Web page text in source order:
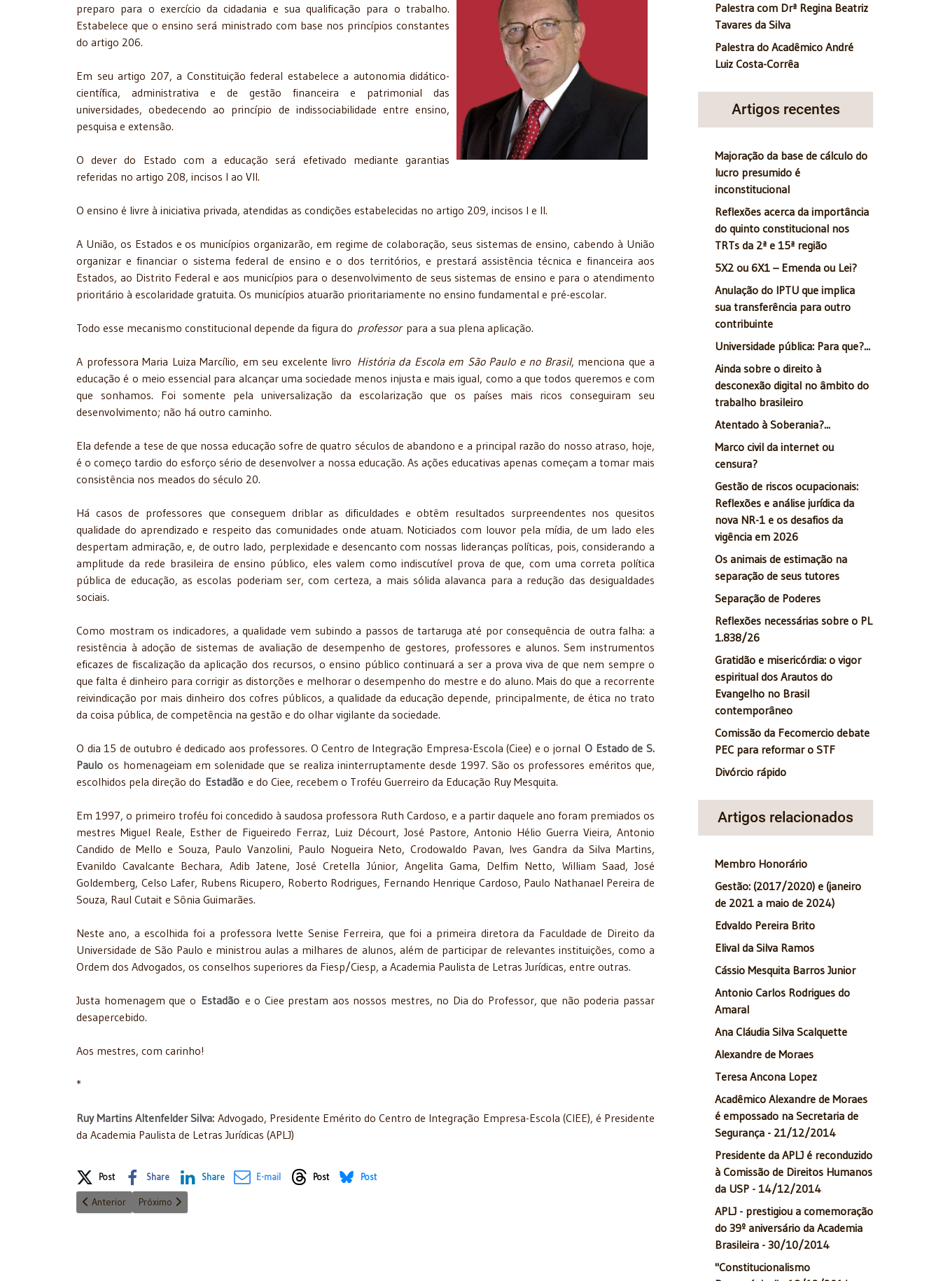
preparo para o exercício da cidadania e sua qualificação para o trabalho.
Estabelece que o ensino será ministrado com base nos princípios constantes
do artigo 206.
Em seu artigo 207, a Constituição federal estabelece a autonomia didático-
científica, administrativa e de gestão financeira e patrimonial das
universidades, obedecendo ao princípio de indissociabilidade entre ensino,
pesquisa e extensão.
O dever do Estado com a educação será efetivado mediante garantias
referidas no artigo 208, incisos I ao VII.
O ensino é livre à iniciativa privada, atendidas as condições estabelecidas no artigo 209, incisos I e II.
A União, os Estados e os municípios organizarão, em regime de colaboração, seus sistemas de ensino, cabendo à União
organizar e financiar o sistema federal de ensino e o dos territórios, e prestará assistência técnica e financeira aos
Estados, ao Distrito Federal e aos municípios para o desenvolvimento de seus sistemas de ensino e para o atendimento
prioritário à escolaridade gratuita. Os municípios atuarão prioritariamente no ensino fundamental e pré-escolar.
Todo esse mecanismo constitucional depende da figura do professorpara a sua plena aplicação.
A professora Maria Luiza Marcílio, em seu excelente livro História da Escola em São Paulo e no Brasil, menciona que a
educação é o meio essencial para alcançar uma sociedade menos injusta e mais igual, como a que todos queremos e com
que sonhamos. Foi somente pela universalização da escolarização que os países mais ricos conseguiram seu
desenvolvimento; não há outro caminho.
Ela defende a tese de que nossa educação sofre de quatro séculos de abandono e a principal razão do nosso atraso, hoje,
é o começo tardio do esforço sério de desenvolver a nossa educação. As ações educativas apenas começam a tomar mais
consistência nos meados do século 20.
Há casos de professores que conseguem driblar as dificuldades e obtêm resultados surpreendentes nos quesitos
qualidade do aprendizado e respeito das comunidades onde atuam. Noticiados com louvor pela mídia, de um lado eles
despertam admiração, e, de outro lado, perplexidade e desencanto com nossas lideranças políticas, pois, considerando a
amplitude da rede brasileira de ensino público, eles valem como indiscutível prova de que, com uma correta política
pública de educação, as escolas poderiam ser, com certeza, a mais sólida alavanca para a redução das desigualdades
sociais.
Como mostram os indicadores, a qualidade vem subindo a passos de tartaruga até por consequência de outra falha: a
resistência à adoção de sistemas de avaliação de desempenho de gestores, professores e alunos. Sem instrumentos
eficazes de fiscalização da aplicação dos recursos, o ensino público continuará a ser a prova viva de que nem sempre o
que falta é dinheiro para corrigir as distorções e melhorar o desempenho do mestre e do aluno. Mais do que a recorrente
reivindicação por mais dinheiro dos cofres públicos, a qualidade da educação depende, principalmente, de ética no trato
da coisa pública, de competência na gestão e do olhar vigilante da sociedade.
O dia 15 de outubro é dedicado aos professores. O Centro de Integração Empresa-Escola (Ciee) e o jornalO Estado de S.
Paulo os homenageiam em solenidade que se realiza ininterruptamente desde 1997. São os professores eméritos que,
escolhidos pela direção do Estadão e do Ciee, recebem o Troféu Guerreiro da Educação Ruy Mesquita.
Em 1997, o primeiro troféu foi concedido à saudosa professora Ruth Cardoso, e a partir daquele ano foram premiados os
mestres Miguel Reale, Esther de Figueiredo Ferraz, Luiz Décourt, José Pastore, Antonio Hélio Guerra Vieira, Antonio
Candido de Mello e Souza, Paulo Vanzolini, Paulo Nogueira Neto, Crodowaldo Pavan, Ives Gandra da Silva Martins,
Evanildo Cavalcante Bechara, Adib Jatene, José Cretella Júnior, Angelita Gama, Delfim Netto, William Saad, José
Goldemberg, Celso Lafer, Rubens Ricupero, Roberto Rodrigues, Fernando Henrique Cardoso, Paulo Nathanael Pereira de
Souza, Raul Cutait e Sônia Guimarães.
Neste ano, a escolhida foi a professora Ivette Senise Ferreira, que foi a primeira diretora da Faculdade de Direito da
Universidade de São Paulo e ministrou aulas a milhares de alunos, além de participar de relevantes instituições, como a
Ordem dos Advogados, os conselhos superiores da Fiesp/Ciesp, a Academia Paulista de Letras Jurídicas, entre outras.
Justa homenagem que o Estadão e o Ciee prestam aos nossos mestres, no Dia do Professor, que não poderia passar
desapercebido.
Aos mestres, com carinho!
*
Ruy Martins Altenfelder Silva: Advogado, Presidente Emérito do Centro de Integração Empresa-Escola (CIEE), é Presidente
da Academia Paulista de Letras Jurídicas (APLJ)
Share on Social Media
Post Share Share E-mail Post Post
Artigo anterior: Sábado de aleluia - amor à primeira vista
Anterior Próximo artigo: Existe triação em traição?
Próximo
Palestra com Drª Regina Beatriz
Tavares da Silva
Palestra do Acadêmico André
Luiz Costa-Corrêa
Artigos recentes
Majoração da base de cálculo do
lucro presumido é
inconstitucional
Reflexões acerca da importância
do quinto constitucional nos
TRTs da 2ª e 15ª região
5X2 ou 6X1 – Emenda ou Lei?
Anulação do IPTU que implica
sua transferência para outro
contribuinte
Universidade pública: Para que?...
Ainda sobre o direito à
desconexão digital no âmbito do
trabalho brasileiro
Atentado à Soberania?...
Marco civil da internet ou
censura?
Gestão de riscos ocupacionais:
Reflexões e análise jurídica da
nova NR-1 e os desafios da
vigência em 2026
Os animais de estimação na
separação de seus tutores
Separação de Poderes
Reflexões necessárias sobre o PL
1.838/26
Gratidão e misericórdia: o vigor
espiritual dos Arautos do
Evangelho no Brasil
contemporâneo
Comissão da Fecomercio debate
PEC para reformar o STF
Divórcio rápido
Artigos relacionados
Membro Honorário
Gestão: (2017/2020) e (janeiro
de 2021 a maio de 2024)
Edvaldo Pereira Brito
Elival da Silva Ramos
Cássio Mesquita Barros Junior
Antonio Carlos Rodrigues do
Amaral
Ana Cláudia Silva Scalquette
Alexandre de Moraes
Teresa Ancona Lopez
Acadêmico Alexandre de Moraes
é empossado na Secretaria de
Segurança - 21/12/2014
Presidente da APLJ é reconduzido
à Comissão de Direitos Humanos
da USP - 14/12/2014
APLJ - prestigiou a comemoração
do 39º aniversário da Academia
Brasileira - 30/10/2014
"Constitucionalismo